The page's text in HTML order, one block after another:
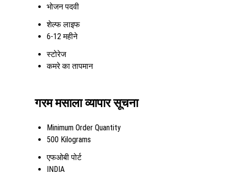
भोजन पदवी
शेल्फ लाइफ
6-12 महीने
स्टोरेज
कमरे का तापमान
गरम मसाला व्यापार सूचना
Minimum Order Quantity
500 Kilograms
एफओबी पोर्ट
INDIA